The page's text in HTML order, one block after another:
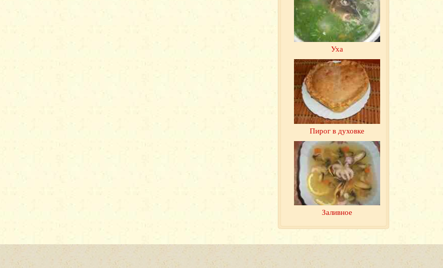
Уха
Пирог в духовке
Заливное